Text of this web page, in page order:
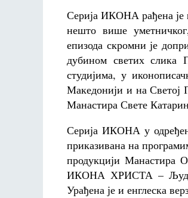
Серија ИКОНА рађена је
нешто више
епизода скромни је
дубином светих слика
студијима, у
Македонији и на Светој
Манастира Свете
Серија ИКОНА у
приказивана на
продукцији Манастира
ИКОНА ХРИСТА –
Урађена је и енглеска